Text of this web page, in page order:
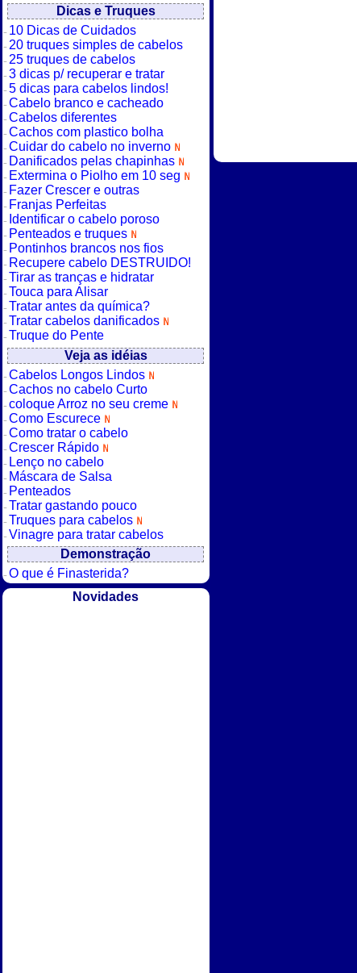
Dicas e Truques
10 Dicas de Cuidados
20 truques simples de cabelos
25 truques de cabelos
3 dicas p/ recuperar e tratar
5 dicas para cabelos lindos!
Cabelo branco e cacheado
Cabelos diferentes
Cachos com plastico bolha
Cuidar do cabelo no inverno
Danificados pelas chapinhas
Extermina o Piolho em 10 seg
Fazer Crescer e outras
Franjas Perfeitas
Identificar o cabelo poroso
Penteados e truques
Pontinhos brancos nos fios
Recupere cabelo DESTRUIDO!
Tirar as tranças e hidratar
Touca para Alisar
Tratar antes da química?
Tratar cabelos danificados
Truque do Pente
Veja as idéias
Cabelos Longos Lindos
Cachos no cabelo Curto
coloque Arroz no seu creme
Como Escurece
Como tratar o cabelo
Crescer Rápido
Lenço no cabelo
Máscara de Salsa
Penteados
Tratar gastando pouco
Truques para cabelos
Vinagre para tratar cabelos
Demonstração
O que é Finasterida?
Novidades